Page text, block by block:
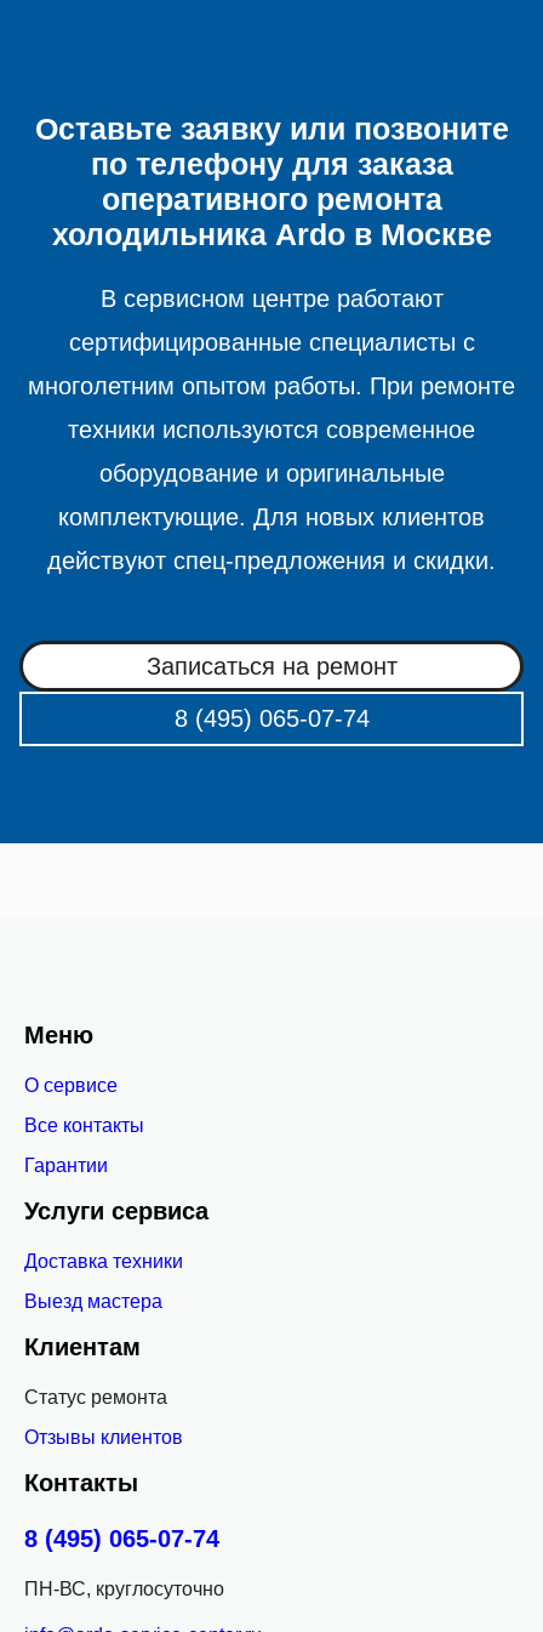
Оставьте заявку или позвоните
по телефону для заказа
оперативного ремонта
холодильникаArdo в Москве
В сервисном центре работают
сертифицированные специалисты с
многолетним опытом работы. При ремонте
техники используются современное
оборудование и оригинальные
комплектующие. Для новых клиентов
действуют спец-предложения и скидки.
Записаться на ремонт
8 (495) 065-07-74
Меню
О сервисе
Все контакты
Гарантии
Услуги сервиса
Доставка техники
Выезд мастера
Клиентам
Статус ремонта
Отзывы клиентов
Контакты
8 (495) 065-07-74
ПН-ВС, круглосуточно